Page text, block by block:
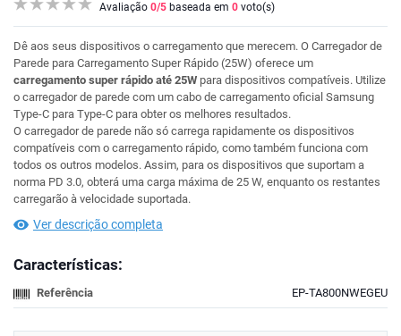
Avaliação 0/5 baseada em 0 voto(s)
Dê aos seus dispositivos o carregamento que merecem. O Carregador de
Parede para Carregamento Super Rápido (25W) oferece um
carregamento super rápido até 25W para dispositivos compatíveis. Utilize
o carregador de parede com um cabo de carregamento oficial Samsung
Type-C para Type-C para obter os melhores resultados.
O carregador de parede não só carrega rapidamente os dispositivos
compatíveis com o carregamento rápido, como também funciona com
todos os outros modelos. Assim, para os dispositivos que suportam a
norma PD 3.0, obterá uma carga máxima de 25 W, enquanto os restantes
carregarão à velocidade suportada.
Ver descrição completa
Características:
Referência EP-TA800NWEGEU